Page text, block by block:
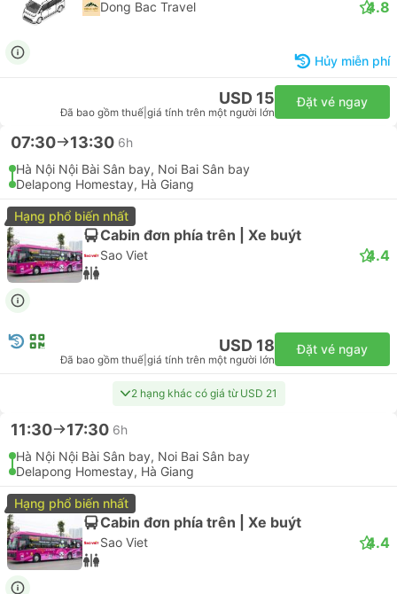
Dong Bac Travel 4.8
Hủy miễn phí
USD 15
Đã bao gồm thuế giá tính trên một người lớn
Đặt vé ngay
07:30 13:30 6h
Hà Nội Nội Bài Sân bay, Noi Bai Sân bay
Delapong Homestay, Hà Giang
Hạng phổ biến nhất
Cabin đơn phía trên | Xe buýt
Sao Viet 4.4
USD 18
Đã bao gồm thuế giá tính trên một người lớn
Đặt vé ngay
2 hạng khác có giá từ USD 21
11:30 17:30 6h
Hà Nội Nội Bài Sân bay, Noi Bai Sân bay
Delapong Homestay, Hà Giang
Hạng phổ biến nhất
Cabin đơn phía trên | Xe buýt
Sao Viet 4.4